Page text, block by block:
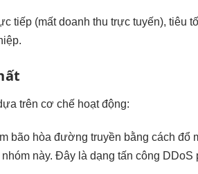
tiếp (mất doanh thu trực tuyến), tiêu
trên cơ chế hoạt động:
bão hòa đường truyền bằng cách đổ
này. Đây là dạng tấn công DDoS